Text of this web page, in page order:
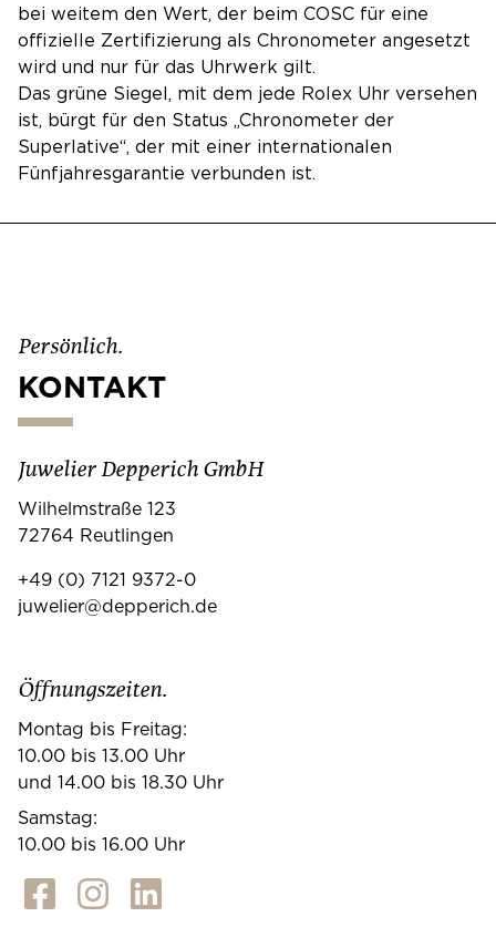
bei weitem den Wert, der beim COSC für eine
offizielle Zertifizierung als Chronometer angesetzt
wird und nur für das Uhrwerk gilt.
Das grüne Siegel, mit dem jede Rolex Uhr versehen
ist, bürgt für den Status „Chronometer der
Superlative“, der mit einer internationalen
Fünfjahresgarantie verbunden ist.
Persönlich.
KONTAKT
Juwelier Depperich GmbH
Wilhelmstraße 123
72764 Reutlingen
+49 (0) 7121 9372-0
juwelier@depperich.de
Öffnungszeiten.
Montag bis Freitag:
10.00 bis 13.00 Uhr
und 14.00 bis 18.30 Uhr
Samstag:
10.00 bis 16.00 Uhr